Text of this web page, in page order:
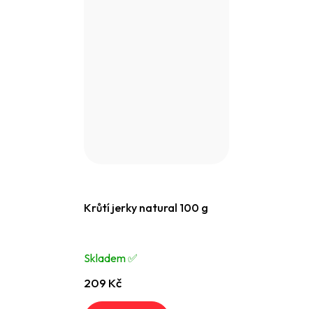
Krůtí jerky natural 100 g
Skladem ✅️
209 Kč